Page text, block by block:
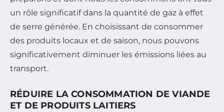
un rôle significatif dans la quantité de gaz à effet
de serre générée. En choisissant de consommer
des produits locaux et de saison, nous pouvons
significativement diminuer les émissions liées au
transport.
RÉDUIRE LA CONSOMMATION DE VIANDE
ET DE PRODUITS LAITIERS